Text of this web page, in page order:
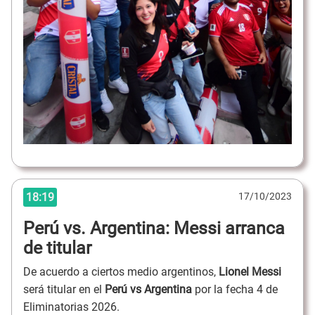
18:19 17/10/2023
Perú vs. Argentina: Messi arranca
de titular
De acuerdo a ciertos medio argentinos, Lionel Messi
será titular en el Perú vs Argentina por la fecha 4 de
Eliminatorias 2026.